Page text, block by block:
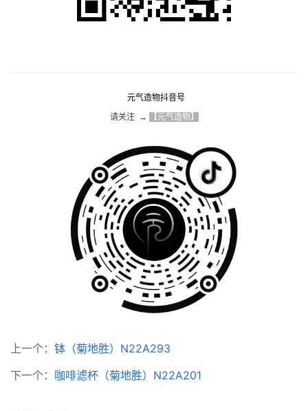
元气造物抖音号
请关注  → 【元气造物】
上一个： 钵（菊地胜）N22A293
下一个： 咖啡滤杯（菊地胜）N22A201